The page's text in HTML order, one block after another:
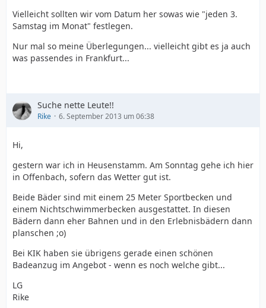
Vielleicht sollten wir vom Datum her sowas wie "jeden 3.
Samstag im Monat" festlegen.
Nur mal so meine Überlegungen... vielleicht gibt es ja auch
was passendes in Frankfurt...
Suche nette Leute!!
Rike 6. September 2013 um 06:38
Hi,
gestern war ich in Heusenstamm. Am Sonntag gehe ich hier
in Offenbach, sofern das Wetter gut ist.
Beide Bäder sind mit einem 25 Meter Sportbecken und
einem Nichtschwimmerbecken ausgestattet. In diesen
Bädern dann eher Bahnen und in den Erlebnisbädern dann
planschen ;o)
Bei KIK haben sie übrigens gerade einen schönen
Badeanzug im Angebot - wenn es noch welche gibt...
LG
Rike